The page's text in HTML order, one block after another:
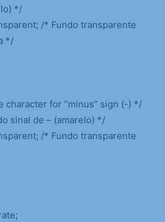
*/
/* Fundo transparente
*/
character for “minus” sign (-) */
sinal de – (amarelo) */
/* Fundo transparente